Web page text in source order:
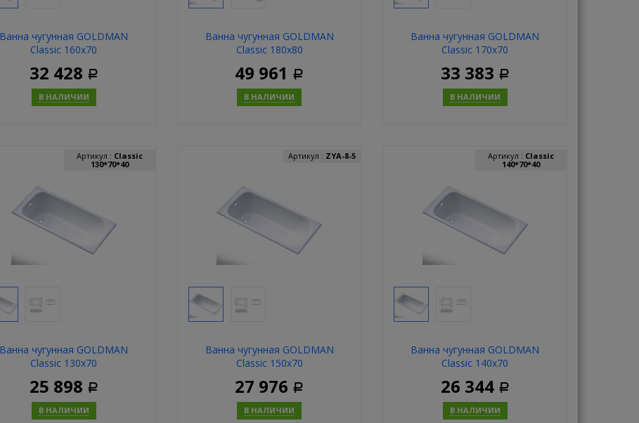
Ванна чугунная GOLDMAN
Classic 160х70
32 428 Р
В НАЛИЧИИ
Купить
Ванна чугунная GOLDMAN
Classic 180х80
49 961 Р
В НАЛИЧИИ
Купить
Ванна чугунная GOLDMAN
Classic 170х70
33 383 Р
В НАЛИЧИИ
Купить
Ванна чугунная GOLDMAN
Classic 130х70
Артикул : Classic
130*70*40
25 898 Р
В НАЛИЧИИ
Ванна чугунная GOLDMAN
Classic 150х70
Артикул : ZYA-8-5
27 976 Р
В НАЛИЧИИ
Ванна чугунная GOLDMAN
Classic 140х70
Артикул : Classic
140*70*40
26 344 Р
В НАЛИЧИИ